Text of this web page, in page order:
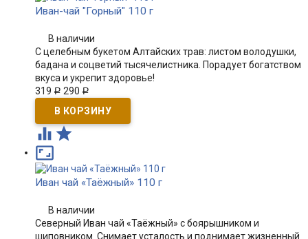
Иван-чай "Горный" 110 г
В наличии
С целебным букетом Алтайских трав: листом володушки,
бадана и соцветий тысячелистника. Порадует богатством
вкуса и укрепит здоровье!
319 Р 290 Р
 

Иван чай «Таёжный» 110 г
В наличии
Северный Иван чай «Таёжный» с боярышником и
шиповником. Снимает усталость и поднимает жизненный